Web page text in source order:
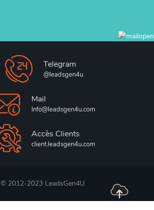
Telegram
@leadsgen4u
Mail
Info@leadsgen4u.com
Accès Clients
client.leadsgen4u.com
© 2012-2023 LeadsGen4U